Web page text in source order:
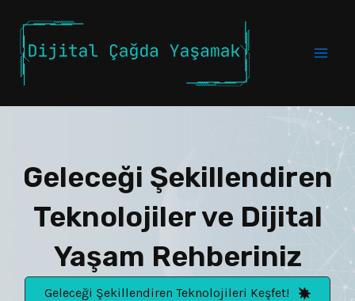
atla
Geleceği Şekillendiren
Teknolojiler ve Dijital
Yaşam Rehberiniz
Geleceği Şekillendiren Teknolojileri Keşfet!